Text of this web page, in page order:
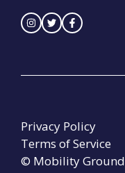
© Mobility Ground
Privacy Policy
Terms of Service